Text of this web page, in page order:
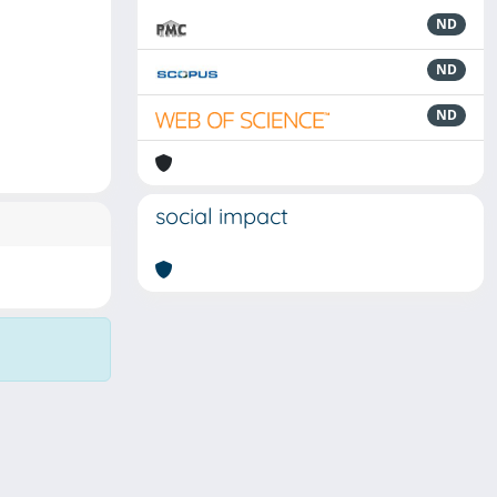
ND
ND
ND
social impact